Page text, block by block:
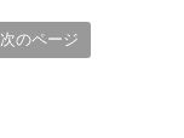
次のページ